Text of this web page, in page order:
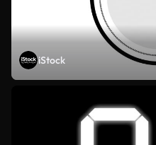
iStock